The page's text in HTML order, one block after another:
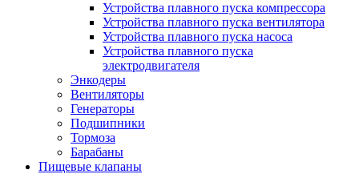
Устройства плавного пуска компрессора
Устройства плавного пуска вентилятора
Устройства плавного пуска насоса
Устройства плавного пуска
электродвигателя
Энкодеры
Вентиляторы
Генераторы
Подшипники
Тормоза
Барабаны
Пищевые клапаны